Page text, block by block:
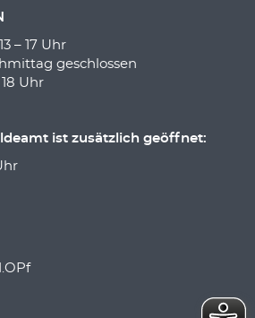
– 17 Uhr
geschlossen
18 Uhr
ist zusätzlich geöffnet: